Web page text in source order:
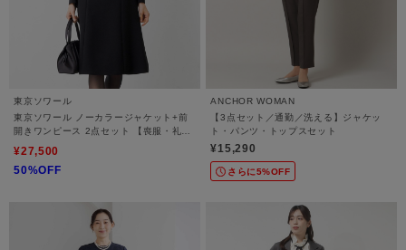
東京ソワール
東京ソワール ノーカラージャケット+前
開きワンピース 2点セット 【喪服・礼
¥27,500
50%OFF
ANCHOR WOMAN
【3点セット／通勤／洗える】ジャケッ
ト・パンツ・トップスセット
¥15,290
さらに5%OFF